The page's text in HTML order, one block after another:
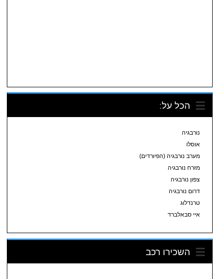
הכל על:
נורבגיה
אוסלו
מערב נורבגיה (הפיורדים)
מזרח נורבגיה
צפון נורבגיה
דרום נורבגיה
טרנדלוג
איי סבאלברד
השכירו רכב